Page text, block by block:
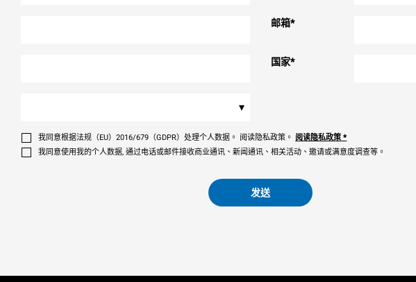
邮箱*
国家*
▾
我同意根据法规（EU）2016/679（GDPR）处理个人数据。 阅读隐私政策。 阅读隐私政策 *
我同意使用我的个人数据, 通过电话或邮件接收商业通讯、新闻通讯、相关活动、邀请或满意度调查等。
发送